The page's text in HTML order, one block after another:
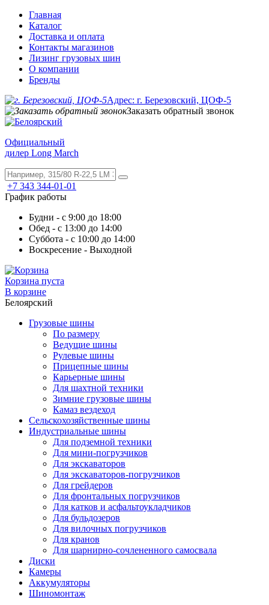
Главная
Каталог
Доставка и оплата
Контакты магазинов
Лизинг грузовых шин
О компании
Бренды
Адрес: г. Березовский, ЦОФ-5
Заказать обратный звонок
Официальный
дилер Long March
+7 343 344-01-01
График работы
Будни - с 9:00 до 18:00
Обед - с 13:00 до 14:00
Суббота - с 10:00 до 14:00
Воскресение - Выходной
Корзина пуста
В корзине
Белоярский
Грузовые шины
По размеру
Ведущие шины
Рулевые шины
Прицепные шины
Карьерные шины
Для шахтной техники
Зимние грузовые шины
Камаз вездеход
Сельскохозяйственные шины
Индустриальные шины
Для подземной техники
Для мини-погрузчиков
Для экскаваторов
Для экскаваторов-погрузчиков
Для грейдеров
Для фронтальных погрузчиков
Для катков и асфальтоукладчиков
Для бульдозеров
Для вилочных погрузчиков
Для кранов
Для шарнирно-сочлененного самосвала
Диски
Камеры
Аккумуляторы
Шиномонтаж